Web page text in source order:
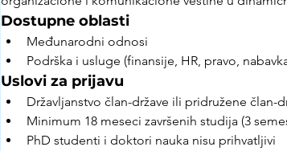
Dostupne oblasti
Međunarodni odnosi
Podrška i usluge (finansije, HR, pravo,
Uslovi za prijavu
Državljanstvo član-države ili pridružene član-
Minimum 18 meseci završenih studija (3
PhD studenti i doktori nauka nisu prihvatljivi